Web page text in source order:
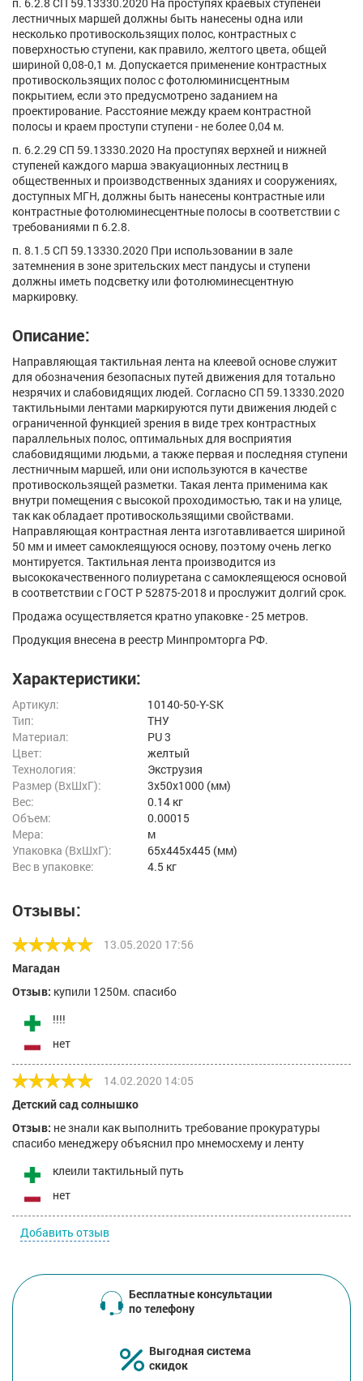
лестничных маршей должны быть нанесены одна или
несколько противоскользящих полос, контрастных с
поверхностью ступени, как правило, желтого цвета, общей
шириной 0,08-0,1 м. Допускается применение контрастных
противоскользящих полос с фотолюминисцентным
покрытием, если это предусмотрено заданием на
проектирование. Расстояние между краем контрастной
полосы и краем проступи ступени - не более 0,04 м.
п. 6.2.29 СП 59.13330.2020 На проступях верхней и нижней
ступеней каждого марша эвакуационных лестниц в
общественных и производственных зданиях и сооружениях,
доступных МГН, должны быть нанесены контрастные или
контрастные фотолюминесцентные полосы в соответствии с
требованиями п 6.2.8.
п. 8.1.5 СП 59.13330.2020 При использовании в зале
затемнения в зоне зрительских мест пандусы и ступени
должны иметь подсветку или фотолюминесцентную
маркировку.
Описание:
Направляющая тактильная лента на клеевой основе служит
для обозначения безопасных путей движения для тотально
незрячих и слабовидящих людей. Согласно СП 59.13330.2020
тактильными лентами маркируются пути движения людей с
ограниченной функцией зрения в виде трех контрастных
параллельных полос, оптимальных для восприятия
слабовидящими людьми, а также первая и последняя ступени
лестничным маршей, или они используются в качестве
противоскользящей разметки. Такая лента применима как
внутри помещения с высокой проходимостью, так и на улице,
так как обладает противоскользящими свойствами.
Направляющая контрастная лента изготавливается шириной
50 мм и имеет самоклеящуюся основу, поэтому очень легко
монтируется. Тактильная лента производится из
высококачественного полиуретана с самоклеящеюся основой
в соответствии с ГОСТ Р 52875-2018 и прослужит долгий срок.
Продажа осуществляется кратно упаковке - 25 метров.
Продукция внесена в реестр Минпромторга РФ.
Характеристики:
Артикул:
10140-50-Y-SK
Тип:
ТНУ
Материал:
PU 3
Цвет:
желтый
Технология:
Экструзия
Размер (ВxШxГ):
3x50x1000 (мм)
Вес:
0.14 кг
Объем:
0.00015
Мера:
м
Упаковка (ВхШхГ):
65x445x445 (мм)
Вес в упаковке:
4.5 кг
Отзывы:
13.05.2020 17:56
Магадан
Отзыв: купили 1250м. спасибо
!!!!
нет
14.02.2020 14:05
Детский сад солнышко
Отзыв: не знали как выполнить требование прокуратуры
спасибо менеджеру объяснил про мнемосхему и ленту
клеили тактильный путь
нет
Добавить отзыв
Бесплатные консультации
по телефону
Выгодная система
скидок